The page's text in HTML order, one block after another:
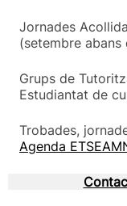
Jornades
(setembre abans
Grups de
Estudiantat de
Trobades,
Agenda